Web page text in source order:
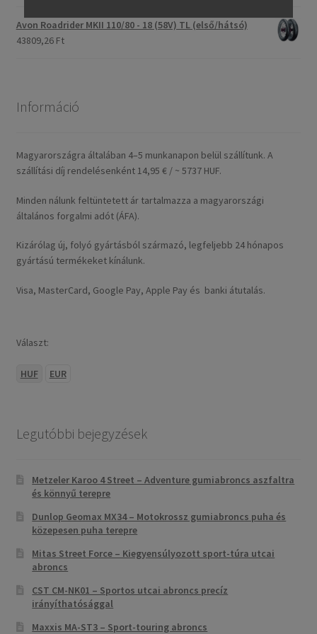
Avon Roadrider MKII 110/80 - 18 (58V) TL (első/hátsó)
43809,26 Ft
Információ
Magyarországra általában 4–5 munkanapon belül szállítunk. A
szállítási díj rendelésenként 14,95 € / ~ 5737 HUF.
Minden nálunk feltüntetett ár tartalmazza a magyarországi
általános forgalmi adót (ÁFA).
Kizárólag új, folyó gyártásból származó, legfeljebb 24 hónapos
gyártású termékeket kínálunk.
Visa, MasterCard, Google Pay, Apple Pay és banki átutalás.
Választ:
HUF EUR
Legutóbbi bejegyzések
Metzeler Karoo 4 Street – Adventure gumiabroncs aszfaltra
és könnyű terepre
Dunlop Geomax MX34 – Motokrossz gumiabroncs puha és
közepesen puha terepre
Mitas Street Force – Kiegyensúlyozott sport-túra utcai
abroncs
CST CM-NK01 – Sportos utcai abroncs precíz
irányíthatósággal
Maxxis MA-ST3 – Sport-touring abroncs